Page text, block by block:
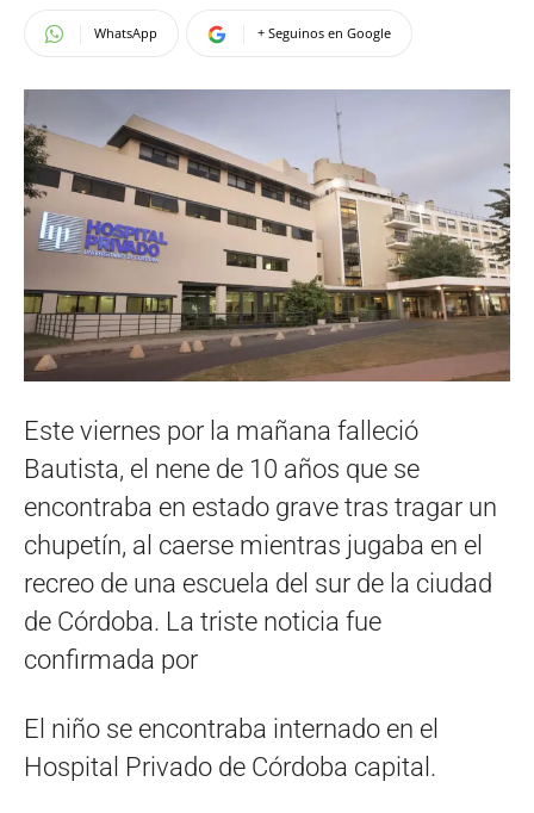
WhatsApp + Seguinos en Google
Este viernes por la mañana falleció
Bautista, el nene de 10 años que se
encontraba en estado grave tras tragar un
chupetín, al caerse mientras jugaba en el
recreo de una escuela del sur de la ciudad
de Córdoba. La triste noticia fue
confirmada por
El niño se encontraba internado en el
Hospital Privado de Córdoba capital.